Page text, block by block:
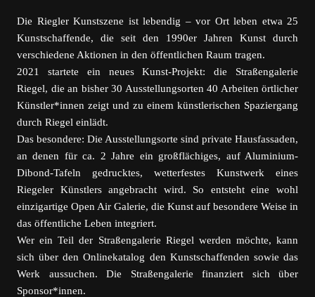
Die Riegler Kunstszene ist lebendig – vor Ort leben etwa 25
Kunstschaffende, die seit den 1990er Jahren Kunst durch
verschiedene Aktionen in den öffentlichen Raum tragen.
2021 startete ein neues Kunst-Projekt: die Straßengalerie
Riegel, die an bisher 30 Ausstellungsorten 40 Arbeiten örtlicher
Künstler*innen zeigt und zu einem künstlerischen Spaziergang
durch Riegel einlädt.
Das besondere: Die Ausstellungsorte sind private Hausfassaden,
an denen für ca. 2 Jahre ein großflächiges, auf Aluminium-
Dibond-Tafeln gedrucktes, wetterfestes Kunstwerk eines
Riegeler Künstlers angebracht wird. So entsteht eine wohl
einzigartige Open Air Galerie, die Kunst auf besondere Weise in
das öffentliche Leben integriert.
Wer ein Teil der Straßengalerie Riegel werden möchte, kann
sich über den Onlinekatalog den Kunstschaffenden sowie das
Werk aussuchen. Die Straßengalerie finanziert sich über
Sponsor*innen.